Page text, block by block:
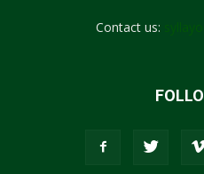
Contact us: